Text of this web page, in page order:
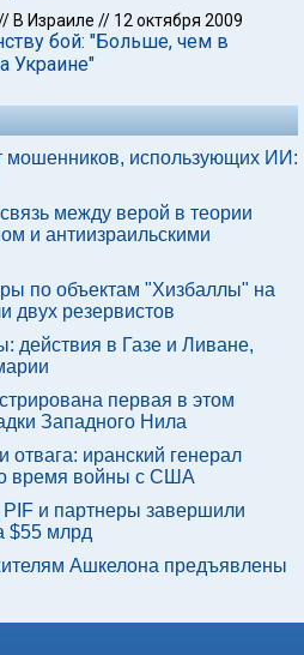
В Израиле // 12 октября 2009
бой: "Больше, чем в
Украине"
мошенников, использующих ИИ:
между верой в теории
и антиизраильскими
по объектам "Хизбаллы" на
двух резервистов
действия в Газе и Ливане,
первая в этом
Западного Нила
иранский генерал
время войны с США
и партнеры завершили
$55 млрд
Ашкелона предъявлены